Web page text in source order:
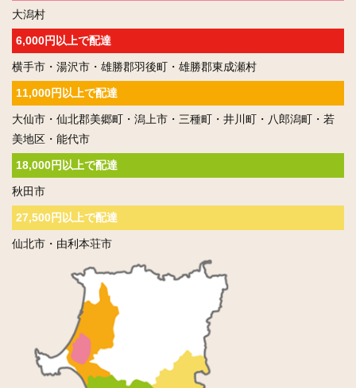
大潟村
6,000円以上で配達
横手市・湯沢市・雄勝郡羽後町・雄勝郡東成瀬村
11,000円以上で配達
大仙市・仙北郡美郷町・潟上市・三種町・井川町・八郎潟町・若
美地区・能代市
18,000円以上で配達
秋田市
27,500円以上で配達
仙北市・由利本荘市